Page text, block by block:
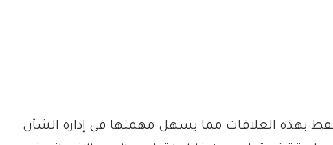
بهذه العلاقات مما يسهل مهمتها في إدارة الشأن